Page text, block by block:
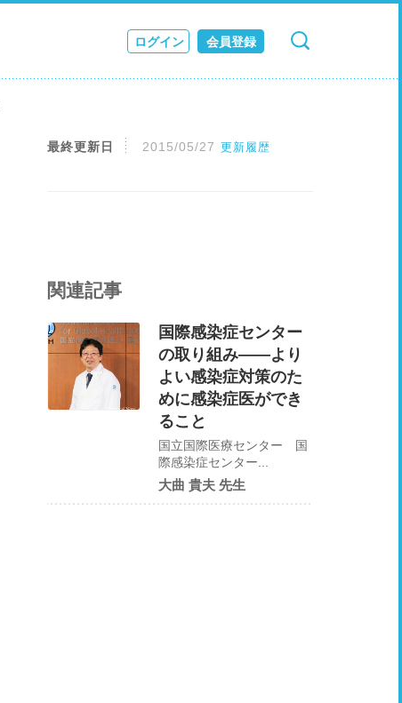
ログイン 会員登録
検索 キャンセル
最終更新日 2015/05/27 更新履歴
関連記事
国際感染症センター
の取り組み――​​より
よい感染症対策のた
めに感染症医ができ
ること
国立国際医療センター 国
際感染症センター...
大曲 貴夫 先生